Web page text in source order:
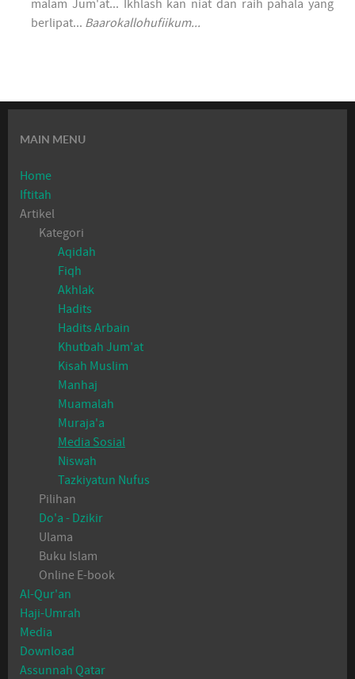
malam Jum'at... Ikhlash kan niat dan raih pahala yang
berlipat... Baarokallohufiikum...
MAIN MENU
Home
Iftitah
Artikel
Kategori
Aqidah
Fiqh
Akhlak
Hadits
Hadits Arbain
Khutbah Jum'at
Kisah Muslim
Manhaj
Muamalah
Muraja'a
Media Sosial
Niswah
Tazkiyatun Nufus
Pilihan
Do'a - Dzikir
Ulama
Buku Islam
Online E-book
Al-Qur'an
Haji-Umrah
Media
Download
Assunnah Qatar